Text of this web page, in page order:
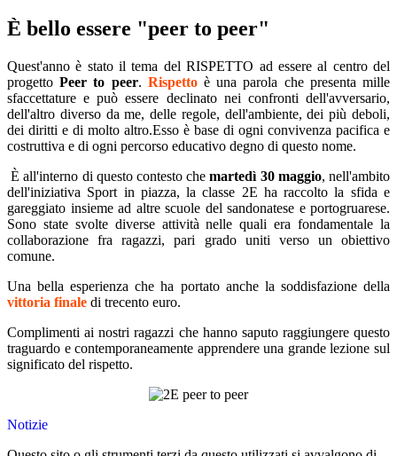
È bello essere "peer to peer"
Quest'anno è stato il tema del RISPETTO ad essere al centro del
progettoPeer to peer. Rispettoè una parola che presenta mille
sfaccettature e può essere declinato nei confronti dell'avversario,
dell'altro diverso da me, delle regole, dell'ambiente, dei più deboli,
dei diritti e di molto altro.Esso è base di ogni convivenza pacifica e
costruttiva e di ogni percorso educativo degno di questo nome.
È all'interno di questo contesto chemartedì 30 maggio, nell'ambito
dell'iniziativa Sport in piazza, la classe 2E ha raccolto la sfida e
gareggiato insieme ad altre scuole del sandonatese e portogruarese.
Sono state svolte diverse attività nelle quali era fondamentale la
collaborazione fra ragazzi, pari grado uniti verso un obiettivo
comune.
Una bella esperienza che ha portato anche la soddisfazione della
vittoria finale di trecento euro.
Complimenti ai nostri ragazzi che hanno saputo raggiungere questo
traguardo e contemporaneamente apprendere una grande lezione sul
significato del rispetto.
Notizie